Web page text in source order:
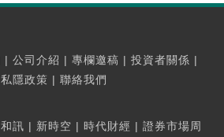
| 公司介紹 | 專欄邀稿 | 投資者關係 |
私隱政策 | 聯絡我們
和訊 | 新時空 | 時代財經 | 證券市場周